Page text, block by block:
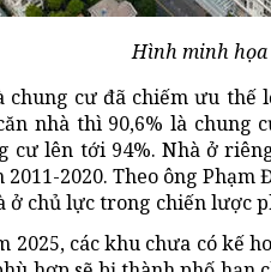
Hình minh họa
chung cư đã chiếm ưu
nhà thì 90,6% là chung
cư lên tới 94%. Nhà ở
2020. Theo ông
ở chủ lực trong chiến lược
2025, các khu chưa có kế